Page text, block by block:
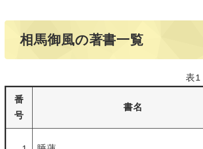
相馬御風の著書一覧
表1
番
号
書名